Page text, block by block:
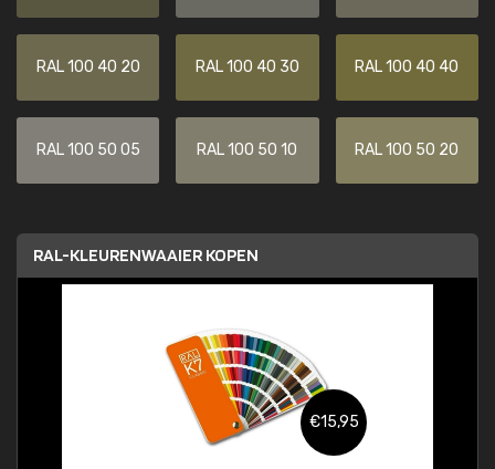
RAL 100 40 20 RAL 100 40 30 RAL 100 40 40
RAL 100 50 05 RAL 100 50 10 RAL 100 50 20
RAL-KLEURENWAAIER KOPEN
€15,95